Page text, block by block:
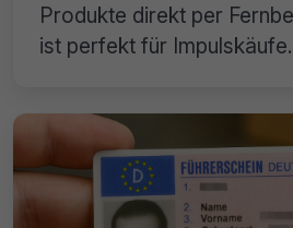
Produkte direkt per
ist perfekt für Impulskäufe.